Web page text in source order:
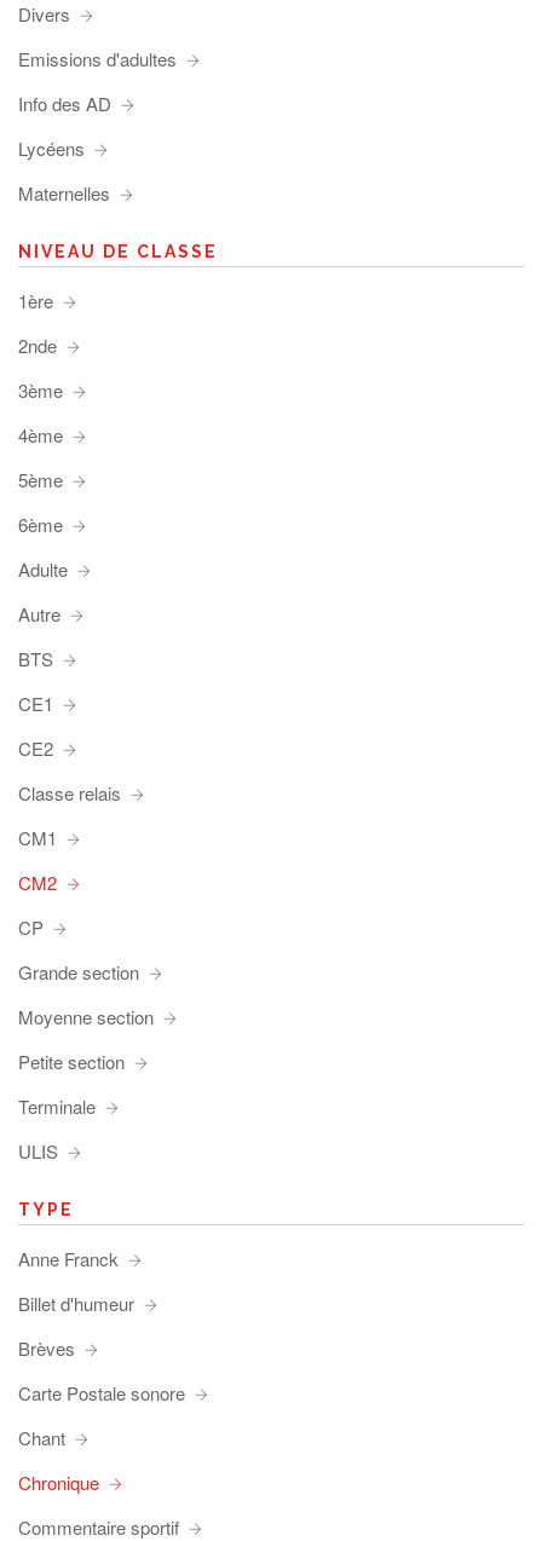
Divers
Emissions d'adultes
Info des AD
Lycéens
Maternelles
NIVEAU DE CLASSE
1ère
2nde
3ème
4ème
5ème
6ème
Adulte
Autre
BTS
CE1
CE2
Classe relais
CM1
CM2
CP
Grande section
Moyenne section
Petite section
Terminale
ULIS
TYPE
Anne Franck
Billet d'humeur
Brèves
Carte Postale sonore
Chant
Chronique
Commentaire sportif